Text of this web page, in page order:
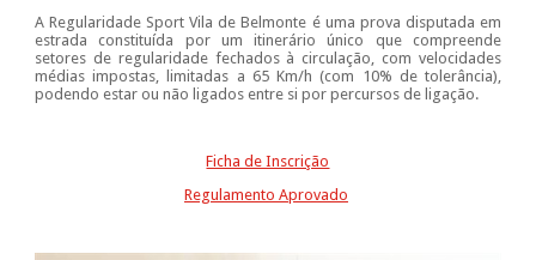
A Regularidade Sport Vila de Belmonte é uma prova disputada em
estrada constituída por um itinerário único que compreende
setores de regularidade fechados à circulação, com velocidades
médias impostas, limitadas a 65 Km/h (com 10% de tolerância),
podendo estar ou não ligados entre si por percursos de ligação.
Ficha de Inscrição
Regulamento Aprovado